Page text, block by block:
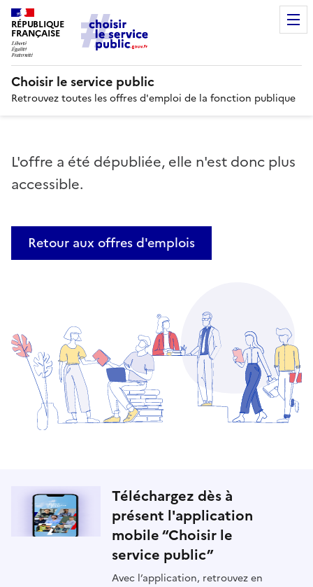
RÉPUBLIQUE
FRANÇAISE
Choisir le service public
Retrouvez toutes les offres d'emploi de la fonction publique
L'offre a été dépubliée, elle n'est donc plus
accessible.
Retour aux offres d'emplois
Téléchargez dès à
présent l'application
mobile “Choisir le
service public”
Avec l’application, retrouvez en